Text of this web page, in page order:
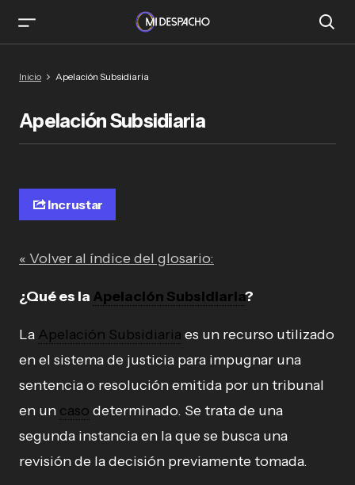
Inicio Apelación Subsidiaria
Apelación Subsidiaria
Incrustar
« Volver al índice del glosario:
¿Qué es la Apelación Subsidiaria?
La Apelación Subsidiaria es un recurso utilizado
en el sistema de justicia para impugnar una
sentencia o resolución emitida por un tribunal
en un caso determinado. Se trata de una
segunda instancia en la que se busca una
revisión de la decisión previamente tomada.